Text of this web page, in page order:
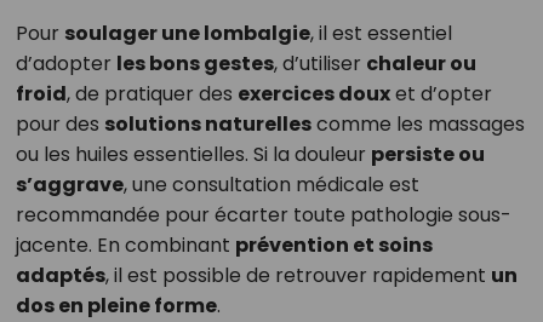
Pour soulager une lombalgie, il est essentiel
d’adopter les bons gestes, d’utiliser chaleur ou
froid, de pratiquer des exercices douxet d’opter
pour des solutions naturellescomme les massages
ou les huiles essentielles. Si la douleur persiste ou
s’aggrave, une consultation médicale est
recommandée pour écarter toute pathologie sous-
jacente. En combinant prévention et soins
adaptés, il est possible de retrouver rapidement un
dos en pleine forme.